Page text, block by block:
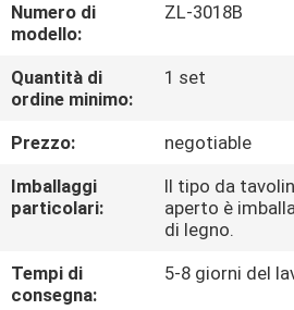
GIRO
DELLA
FABBRICA
CONTROLLO
DI
Numero di
modello:
ZL-3018B
Quantità di
ordine minimo:
1 set
Prezzo:
negotiable
Imballaggi
particolari:
Il tipo da
aperto è
di legno.
Tempi di
consegna:
5-8 giorni del